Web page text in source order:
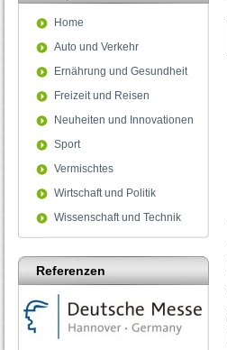
Home
Auto und Verkehr
Ernährung und Gesundheit
Freizeit und Reisen
Neuheiten und Innovationen
Sport
Vermischtes
Wirtschaft und Politik
Wissenschaft und Technik
Referenzen